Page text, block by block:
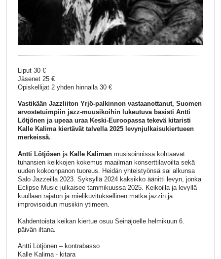
Liput 30 €
Jäsenet 25 €
Opiskellijat 2 yhden hinnalla 30 €
Vastikään Jazzliiton Yrjö-palkinnon vastaanottanut, Suomen
arvostetuimpiin jazz-muusikoihin lukeutuva basisti Antti
Lötjönen ja upeaa uraa Keski-Euroopassa tekevä kitaristi
Kalle Kalima kiertävät talvella 2025 levynjulkaisukiertueen
merkeissä.
Antti Lötjösenja Kalle Kalimanmusisoinnissa kohtaavat
tuhansien keikkojen kokemus maailman konserttilavoilta sekä
uuden kokoonpanon tuoreus. Heidän yhteistyönsä sai alkunsa
Salo Jazzeilla 2023. Syksyllä 2024 kaksikko äänitti levyn, jonka
Eclipse Music julkaisee tammikuussa 2025. Keikoilla ja levyllä
kuullaan rajaton ja mielikuvituksellinen matka jazzin ja
improvisoidun musiikin ytimeen.
Kahdentoista keikan kiertue osuu Seinäjoelle helmikuun 6.
päivän iltana.
Antti Lötjönen – kontrabasso
Kalle Kalima - kitara